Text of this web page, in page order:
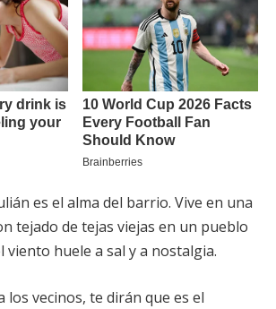
es el alma del barrio. Vive en una
tejado de tejas viejas en un pueblo
viento huele a sal y a nostalgia.
los vecinos, te dirán que es el